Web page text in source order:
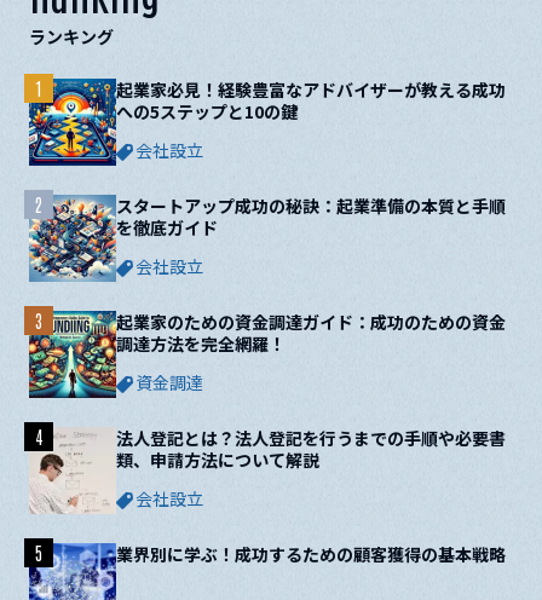
事業承継
起業・開業者インタビュー
未分類
ランキング
起業家必見！経験豊富なアドバイザーが教える成功
への5ステップと10の鍵
会社設立
1
スタートアップ成功の秘訣：起業準備の本質と手順
を徹底ガイド
会社設立
2
起業家のための資金調達ガイド：成功のための資金
調達方法を完全網羅！
資金調達
3
法人登記とは？法人登記を行うまでの手順や必要書
類、申請方法について解説
会社設立
4
業界別に学ぶ！成功するための顧客獲得の基本戦略
5